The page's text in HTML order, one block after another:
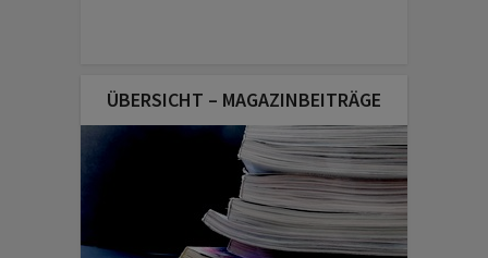
ÜBERSICHT – MAGAZINBEITRÄGE